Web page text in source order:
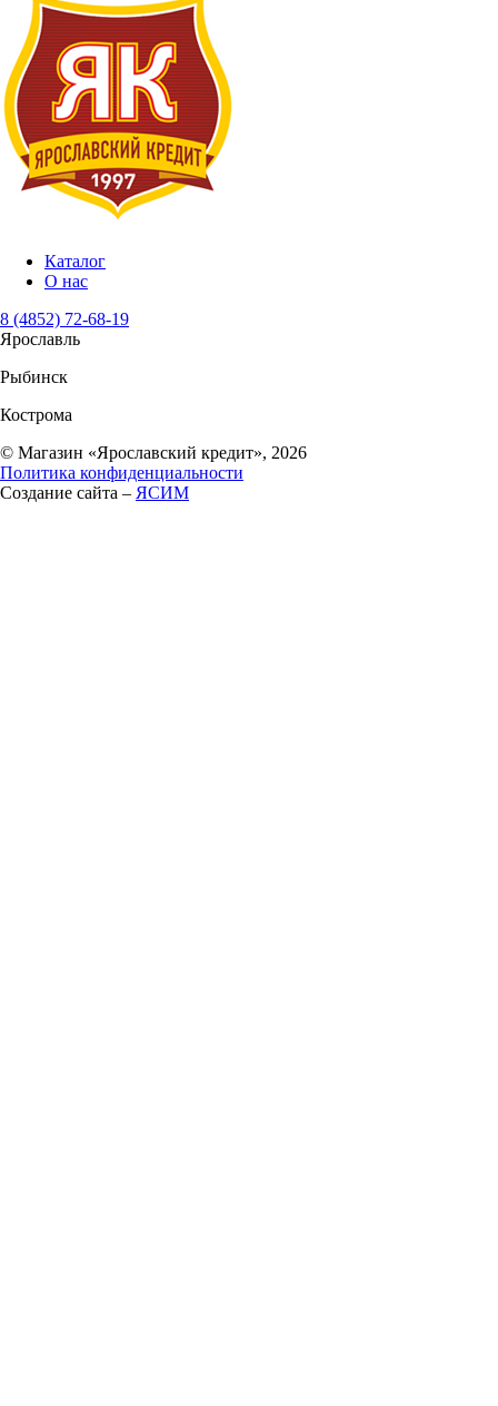
Каталог
О нас
8 (4852) 72-68-19
Ярославль
Рыбинск
Кострома
© Магазин «Ярославский кредит», 2026
Политика конфиденциальности
Создание сайта – ЯСИМ